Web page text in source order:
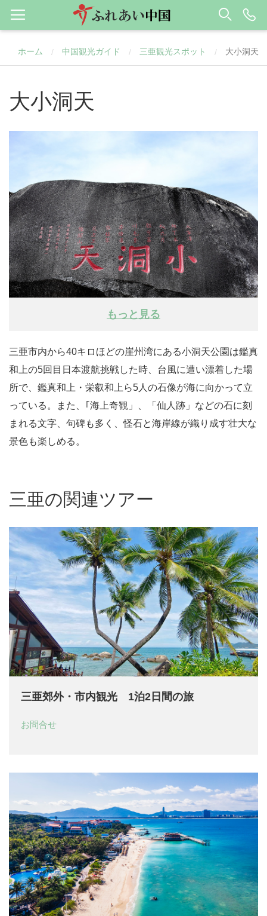
ホーム / 中国観光ガイド / 三亜観光スポット / 大小洞天
大小洞天
もっと見る
三亜市内から40キロほどの崖州湾にある小洞天公園は鑑真
和上の5回目日本渡航挑戦した時、台風に遭い漂着した場
所で、鑑真和上・栄叡和上ら5人の石像が海に向かって立
っている。また、｢海上奇観」、「仙人跡」などの石に刻
まれる文字、句碑も多く、怪石と海岸線が織り成す壮大な
景色も楽しめる。
三亜の関連ツアー
三亜郊外・市内観光 1泊2日間の旅
お問合せ